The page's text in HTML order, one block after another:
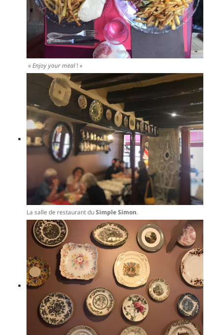
«Enjoy your meal! »
La salle de restaurant duSimple Simon.